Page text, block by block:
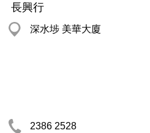
長興行
深水埗 美華大廈
2386 2528